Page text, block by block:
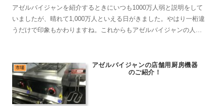
アゼルバイジャンを紹介するときにいつも1000万人弱と説明をして
いましたが、晴れて1,000万人といえる日がきました。やはり一桁違
うだけで印象もかわりますね。これからもアゼルバイジャンの人口
市場
アゼルバイジャンの店舗用厨房機器
のご紹介！